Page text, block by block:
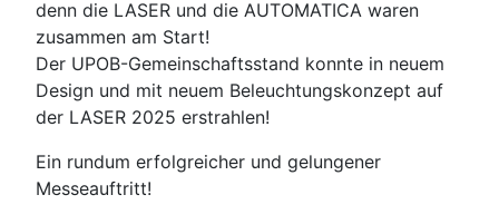
denn die LASER und die AUTOMATICA waren
zusammen am Start!
Der UPOB-Gemeinschaftsstand konnte in neuem
Design und mit neuem Beleuchtungskonzept auf
der LASER 2025 erstrahlen!
Ein rundum erfolgreicher und gelungener
Messeauftritt!